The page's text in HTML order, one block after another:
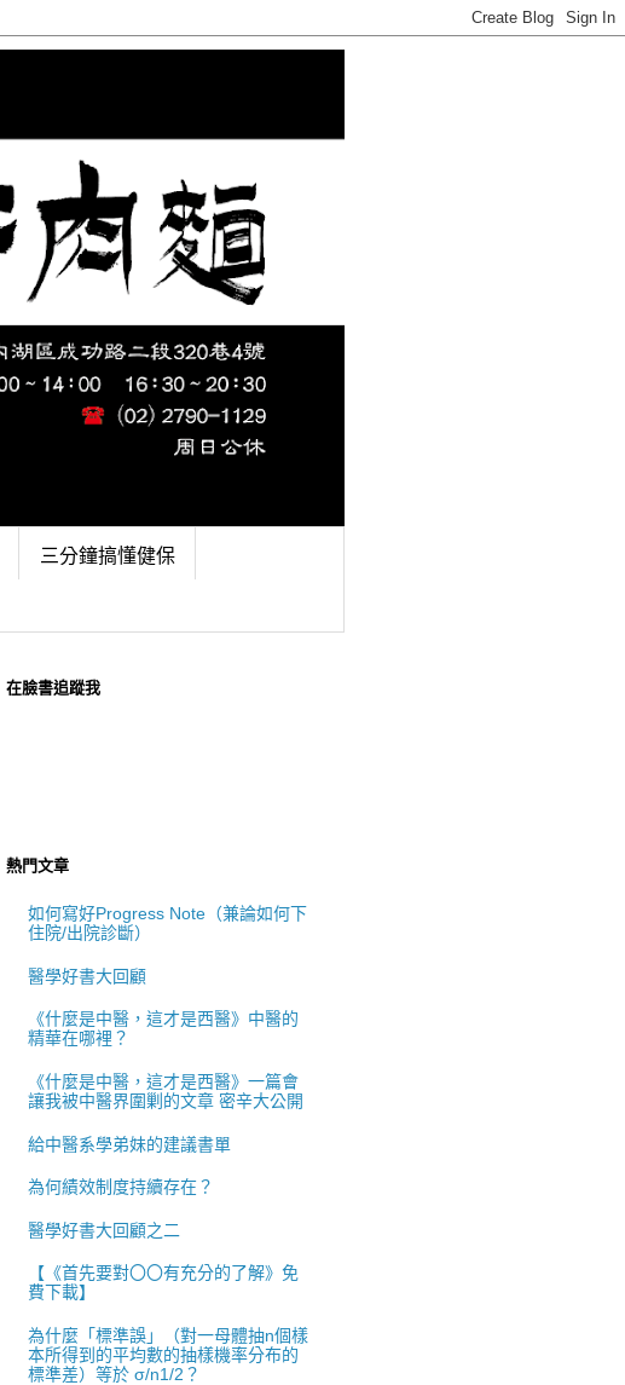
三分鐘搞懂健保
在臉書追蹤我
熱門文章
如何寫好Progress Note（兼論如何下
住院/出院診斷）
醫學好書大回顧
《什麼是中醫，這才是西醫》中醫的
精華在哪裡？
《什麼是中醫，這才是西醫》一篇會
讓我被中醫界圍剿的文章 密辛大公開
給中醫系學弟妹的建議書單
為何績效制度持續存在？
醫學好書大回顧之二
【《首先要對〇〇有充分的了解》免
費下載】
為什麼「標準誤」（對一母體抽n個樣
本所得到的平均數的抽樣機率分布的
標準差）等於 σ/n1/2？